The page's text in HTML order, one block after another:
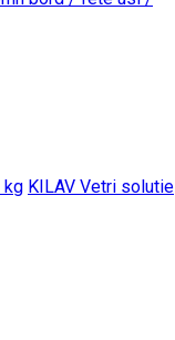
KILAV Vetri solutie